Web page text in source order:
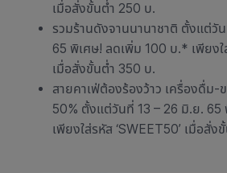
เมื่อสั่งขั้นต่ำ 250 บ.
รวมร้านดังจานนานาชาติ ตั้งแต่วั
65 พิเศษ! ลดเพิ่ม 100 บ.* เพียงใ
เมื่อสั่งขั้นต่ำ 350 บ.
สายคาเฟ่ต้องร้องว้าว เครื่องดื่ม
50% ตั้งแต่วันที่ 13 – 26 มิ.ย.
เพียงใส่รหัส ‘SWEET50’ เมื่อสั่